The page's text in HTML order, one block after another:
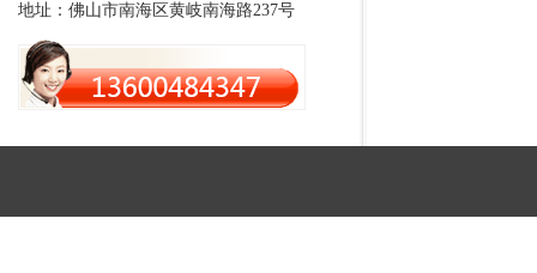
地址：佛山市南海区黄岐南海路237号